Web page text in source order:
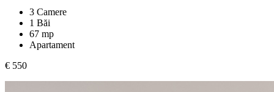
3 Camere
1 Băi
67 mp
Apartament
€ 550